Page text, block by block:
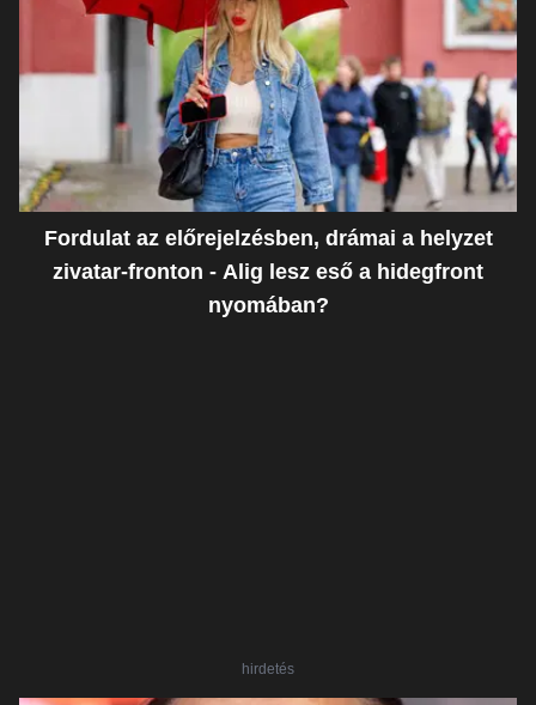
Fordulat az előrejelzésben, drámai a helyzet
zivatar-fronton - Alig lesz eső a hidegfront
nyomában?
hirdetés